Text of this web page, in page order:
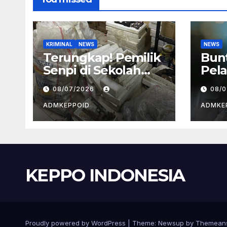
KRIMINAL NEWS
Terungkap! Pemilik
Senpi di Sekolah
Swasta Jaksel
Ternyata Direktur
Perusahaan Airsoft
Gun Impor
08/07/2026
ADMKEPPOID
NEWS
dan
08/
KEPPO INDONESIA
Proudly powered by WordPress Theme: Newsup by